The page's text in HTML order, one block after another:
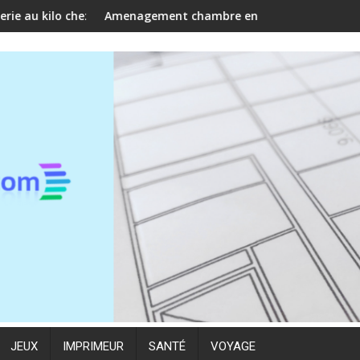
? chambre enfant evolutive : créer un espace doux et
JEUX IMPRIMEUR SANTÉ VOYAGE